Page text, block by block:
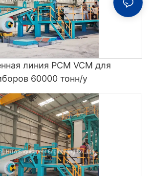
линия PCM VCM для
60000 тонн/у